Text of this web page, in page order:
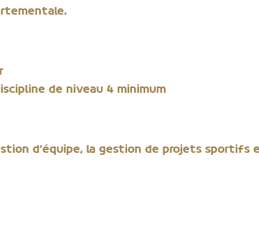
de niveau 4 minimum
d’équipe, la gestion de projets sportifs